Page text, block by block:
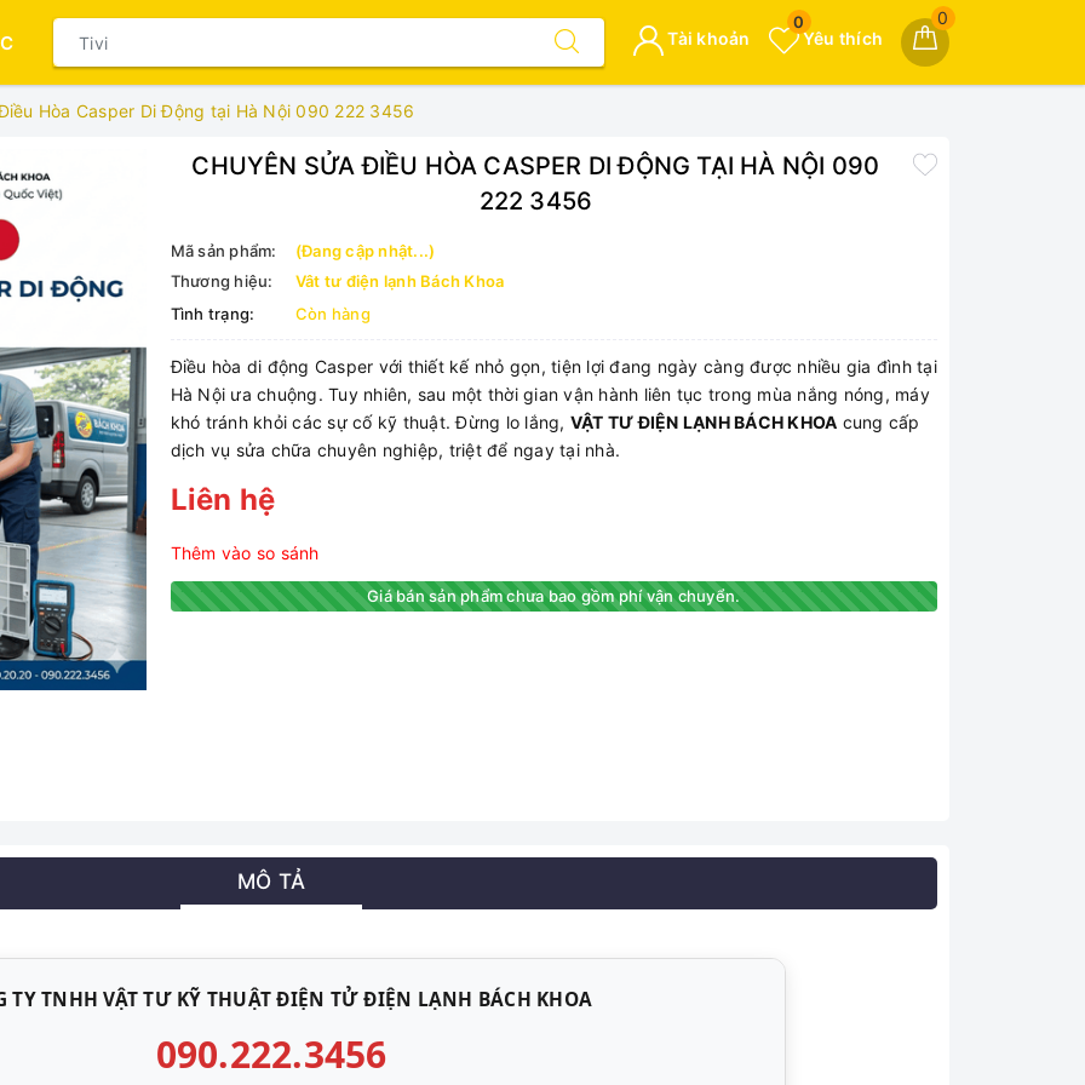
0
Yêu thích
0
Tài khoản
Hòa Casper Di Động tại Hà Nội 090 222 3456
CHUYÊN SỬA ĐIỀU HÒA CASPER DI ĐỘNG TẠI HÀ NỘI 090
222 3456
Mã sản phẩm:
(Đang cập nhật...)
Thương hiệu:
Vât tư điện lạnh Bách Khoa
Tình trạng:
Còn hàng
Điều hòa di động Casper với thiết kế nhỏ gọn, tiện lợi đang ngày càng được nhiều gia đình tại
Hà Nội ưa chuộng. Tuy nhiên, sau một thời gian vận hành liên tục trong mùa nắng nóng, máy
khó tránh khỏi các sự cố kỹ thuật. Đừng lo lắng, VẬT TƯ ĐIỆN LẠNH BÁCH KHOA cung cấp
dịch vụ sửa chữa chuyên nghiệp, triệt để ngay tại nhà.
Liên hệ
Thêm vào so sánh
Giá bán sản phẩm chưa bao gồm phí vận chuyển.
MÔ TẢ
TY TNHH VẬT TƯ KỸ THUẬT ĐIỆN TỬ ĐIỆN LẠNH BÁCH KHOA
090.222.3456